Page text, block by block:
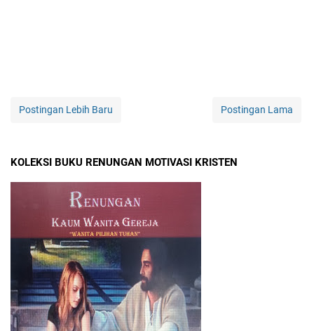
Postingan Lebih Baru Postingan Lama
KOLEKSI BUKU RENUNGAN MOTIVASI KRISTEN